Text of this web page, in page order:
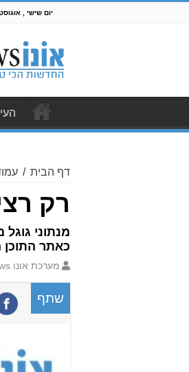
יום שישי , אוגוסט 7
דף הבית /
רק
כאתר
מערכת אונו News
שתף